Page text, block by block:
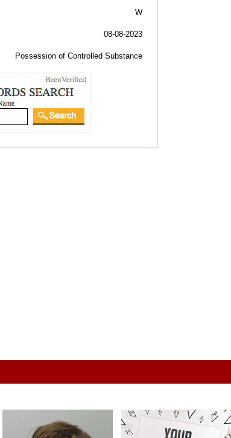
W
08-08-2023
Possession of Controlled Substance